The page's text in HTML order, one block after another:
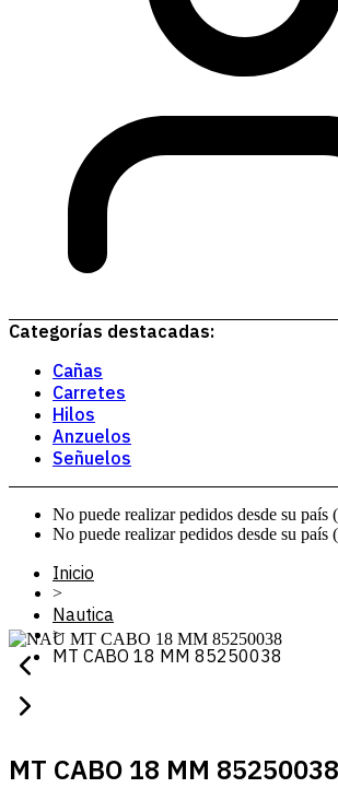
Categorías destacadas:
Cañas
Carretes
Hilos
Anzuelos
Señuelos
No puede realizar pedidos desde su país
No puede realizar pedidos desde su país
Inicio
>
Nautica
>
MT CABO 18 MM 85250038
MT CABO 18 MM 85250038